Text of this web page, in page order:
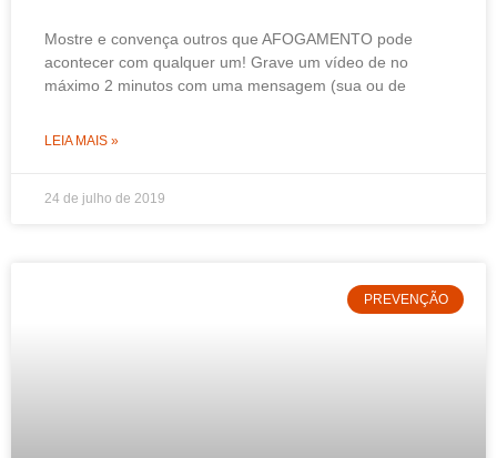
Mostre e convença outros que AFOGAMENTO pode
acontecer com qualquer um! Grave um vídeo de no
máximo 2 minutos com uma mensagem (sua ou de
LEIA MAIS »
24 de julho de 2019
PREVENÇÃO